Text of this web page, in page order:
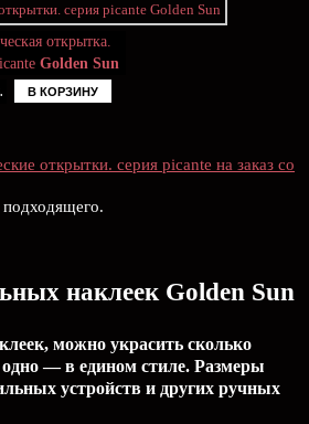
открытка.
Golden Sun
В КОРЗИНУ
открытки. серия picante на заказ со
наклеек Golden Sun
можно украсить сколько
одно — в едином стиле. Размеры
устройств и других ручных